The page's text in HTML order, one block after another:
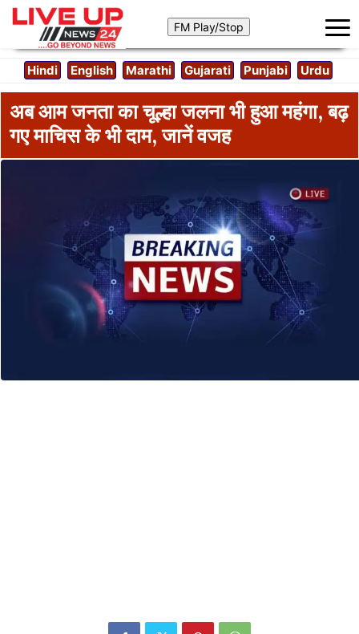
Hindi English Marathi Gujarati Punjabi Urdu
अब आम जनता का चूल्हा जलना भी हुआ महंगा, बढ़
गए माचिस के भी दाम, जानें वजह